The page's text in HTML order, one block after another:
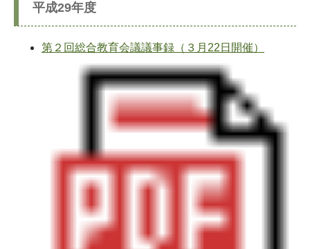
平成29年度
第２回総合教育会議議事録（３月22日開催）